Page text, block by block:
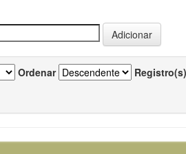
Ordenar Registro(s)